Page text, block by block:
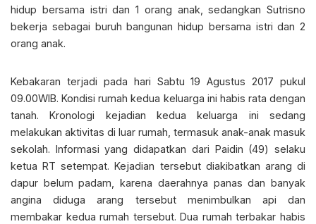
hidup bersama istri dan 1 orang anak, sedangkan Sutrisno
bekerja sebagai buruh bangunan hidup bersama istri dan 2
orang anak.
Kebakaran terjadi pada hari Sabtu 19 Agustus 2017 pukul
09.00WIB. Kondisi rumah kedua keluarga ini habis rata dengan
tanah. Kronologi kejadian kedua keluarga ini sedang
melakukan aktivitas di luar rumah, termasuk anak-anak masuk
sekolah. Informasi yang didapatkan dari Paidin (49) selaku
ketua RT setempat. Kejadian tersebut diakibatkan arang di
dapur belum padam, karena daerahnya panas dan banyak
angina diduga arang tersebut menimbulkan api dan
membakar kedua rumah tersebut. Dua rumah terbakar habis